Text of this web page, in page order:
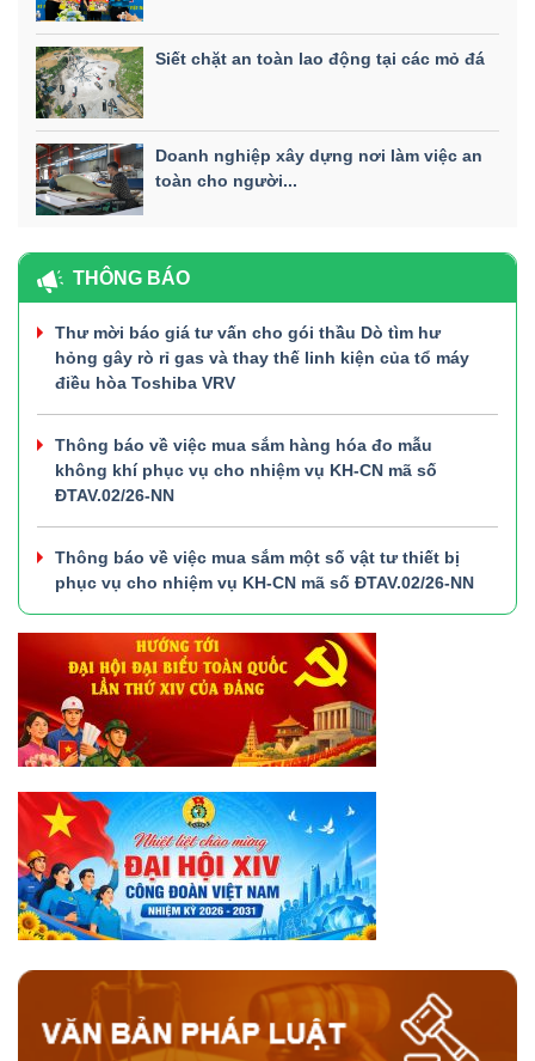
Siết chặt an toàn lao động tại các mỏ đá
Doanh nghiệp xây dựng nơi làm việc an
toàn cho người...
THÔNG BÁO
Thư mời báo giá tư vấn cho gói thầu Dò tìm hư
hỏng gây rò rỉ gas và thay thế linh kiện của tổ máy
điều hòa Toshiba VRV
Thông báo về việc mua sắm hàng hóa đo mẫu
không khí phục vụ cho nhiệm vụ KH-CN mã số
ĐTAV.02/26-NN
Thông báo về việc mua sắm một số vật tư thiết bị
phục vụ cho nhiệm vụ KH-CN mã số ĐTAV.02/26-NN